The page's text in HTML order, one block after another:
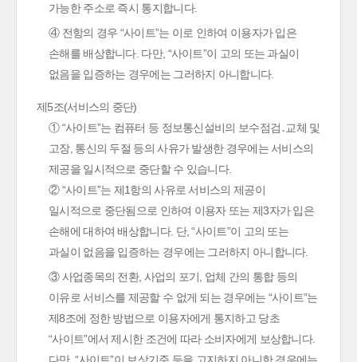
가능한 주소로 즉시 통지합니다.
④ 전항의 경우 “사이트”는 이로 인하여 이용자가 입은
손해를 배상합니다. 다만, “사이트”이 고의 또는 과실이
없음을 입증하는 경우에는 그러하지 아니합니다.
제5조(서비스의 중단)
① “사이트”는 컴퓨터 등 정보통신설비의 보수점검․교체 및
고장, 통신의 두절 등의 사유가 발생한 경우에는 서비스의
제공을 일시적으로 중단할 수 있습니다.
② “사이트”는 제1항의 사유로 서비스의 제공이
일시적으로 중단됨으로 인하여 이용자 또는 제3자가 입은
손해에 대하여 배상합니다. 단, “사이트”이 고의 또는
과실이 없음을 입증하는 경우에는 그러하지 아니합니다.
③ 사업종목의 전환, 사업의 포기, 업체 간의 통합 등의
이유로 서비스를 제공할 수 없게 되는 경우에는 “사이트”는
제8조에 정한 방법으로 이용자에게 통지하고 당초
“사이트”에서 제시한 조건에 따라 소비자에게 보상합니다.